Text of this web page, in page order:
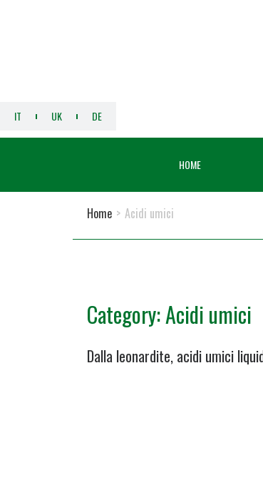
IT UK DE
HOME
Home > Acidi umici
Category: Acidi umici
Dalla leonardite, acidi umici